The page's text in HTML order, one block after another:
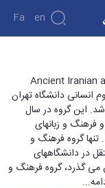
Fa En
انسانی
Ancient Iranian
و علوم انسانی دانشگاه تهران
شد. این گروه در سال
و فرهنگ و زبانهای
گروه فرهنگ و
در دانشگاههای
گذرد، گروه فرهنگ و